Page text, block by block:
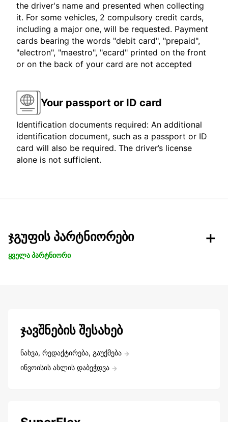
the driver's name and presented when collecting
it. For some vehicles, 2 compulsory credit cards,
including a major one, will be requested. Payment
cards bearing the words "debit card", "prepaid",
"electron", "maestro", "ecard" printed on the front
or on the back of your card are not accepted
Your passport or ID card
Identification documents required: An additional
identification document, such as a passport or ID
card will also be required. The driver’s license
alone is not sufficient.
ჯგუფის პარტნიორები
ყველა პარტნიორი
ჯავშნების შესახებ
ნახვა, რედაქტირება, გაუქმება
ინვოისის ასლის დაბეჭდვა